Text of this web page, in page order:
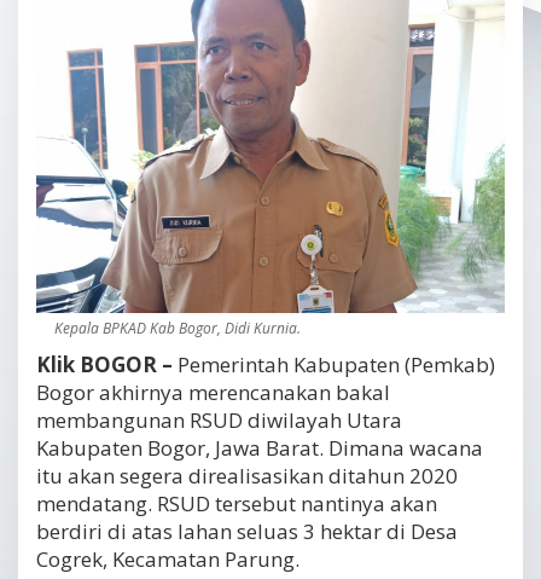
Kepala BPKAD Kab Bogor, Didi Kurnia.
Klik BOGOR – Pemerintah Kabupaten (Pemkab)
Bogor akhirnya merencanakan bakal
membangunan RSUD diwilayah Utara
Kabupaten Bogor, Jawa Barat. Dimana wacana
itu akan segera direalisasikan ditahun 2020
mendatang. RSUD tersebut nantinya akan
berdiri di atas lahan seluas 3 hektar di Desa
Cogrek, Kecamatan Parung.